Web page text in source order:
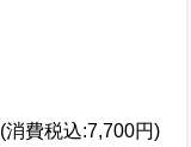
(消費税込:7,700円)